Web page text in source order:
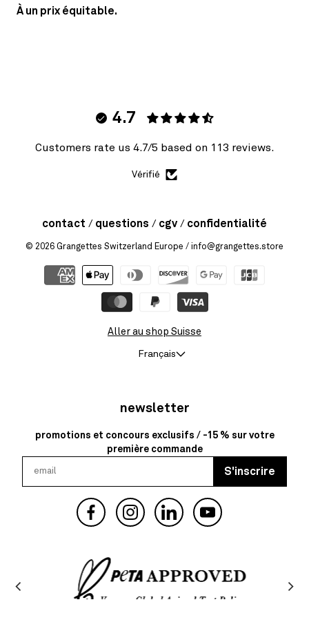
À un prix équitable.
4.7
Customers rate us 4.7/5 based on 113 reviews.
Vérifié
contact questions cgv confidentialité
© 2026 Grangettes Switzerland Europe / info@grangettes.store
Aller au shop Suisse
Français
newsletter
promotions et concours exclusifs / -15 % sur votre
première commande
S'inscrire
FacebookInstagram YouTube